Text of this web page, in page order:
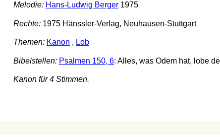
Melodie: Hans-Ludwig Berger1975
Rechte:1975 Hänssler-Verlag, Neuhausen-Stuttgart
Themen: Kanon , Lob
Bibelstellen: Psalmen 150, 6: Alles, was Odem hat, lobe
Kanon für 4 Stimmen.